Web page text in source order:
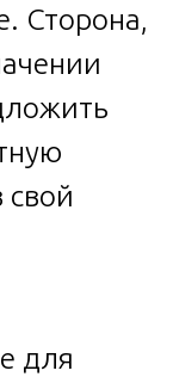
Сторона,
свой
для